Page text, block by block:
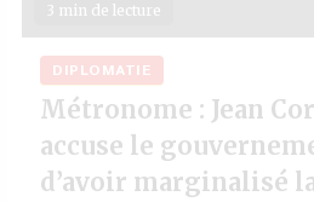
3 min de lecture
DIPLOMATIE
Métronome : Jean
accuse le
d’avoir marginalisé